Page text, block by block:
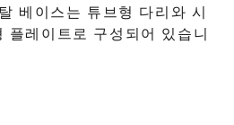
베이스는 튜브형 다리와 시
플레이트로 구성되어 있습니